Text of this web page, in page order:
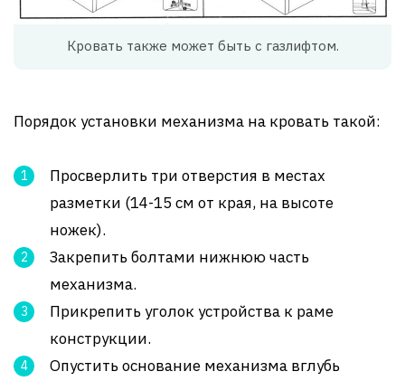
Кровать также может быть с газлифтом.
Порядок установки механизма на кровать такой:
Просверлить три отверстия в местах
разметки (14-15 см от края, на высоте
ножек).
Закрепить болтами нижнюю часть
механизма.
Прикрепить уголок устройства к раме
конструкции.
Опустить основание механизма вглубь